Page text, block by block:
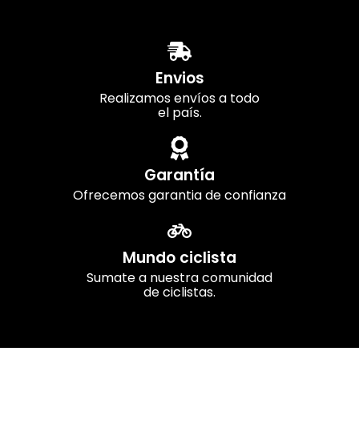
Envios
Realizamos envíos a todo
el país.
Garantía
Ofrecemos garantia de confianza
Mundo ciclista
Sumate a nuestra comunidad
de ciclistas.